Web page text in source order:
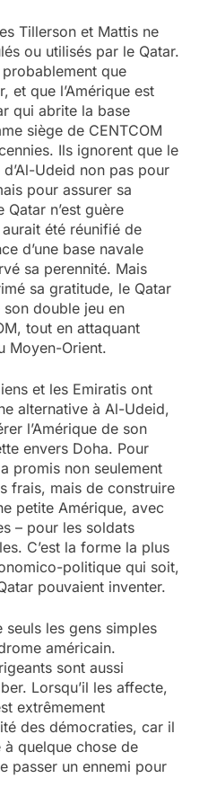
Tillerson et Mattis ne
ou utilisés par le Qatar.
que
et que l’Amérique est
qui abrite la base
siège de CENTCOM
Ils ignorent que le
Udeid non pas pour
pour assurer sa
n’est guère
été réunifié de
d’une base navale
sa perennité. Mais
sa gratitude, le Qatar
double jeu en
tout en attaquant
Moyen-Orient.
et les Emiratis ont
alternative à Al-Udeid,
l’Amérique de son
envers Doha. Pour
promis non seulement
frais, mais de construire
petite Amérique, avec
– pour les soldats
C’est la forme la plus
politique qui soit,
pouvaient inventer.
seuls les gens simples
américain.
sont aussi
Lorsqu’il les affecte,
extrêmement
des démocraties, car il
à quelque chose de
passer un ennemi pour